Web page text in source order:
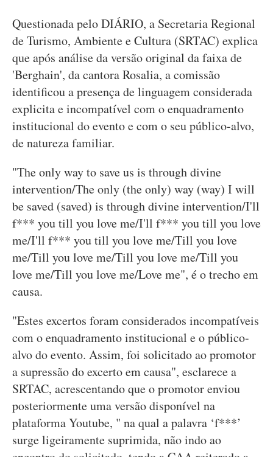
Questionada pelo DIÁRIO, a Secretaria Regional
de Turismo, Ambiente e Cultura (SRTAC) explica
que após análise da versão original da faixa de
'Berghain', da cantora Rosalia, a comissão
identificou a presença de linguagem considerada
explicita e incompatível com o enquadramento
institucional do evento e com o seu público-alvo,
de natureza familiar.
"The only way to save us is through divine
intervention/The only (the only) way (way) I will
be saved (saved) is through divine intervention/I'll
f*** you till you love me/I'll f*** you till you love
me/I'll f*** you till you love me/Till you love
me/Till you love me/Till you love me/Till you
love me/Till you love me/Love me", é o trecho em
causa.
"Estes excertos foram considerados incompatíveis
com o enquadramento institucional e o público-
alvo do evento. Assim, foi solicitado ao promotor
a supressão do excerto em causa", esclarece a
SRTAC, acrescentando que o promotor enviou
posteriormente uma versão disponível na
plataforma Youtube, " na qual a palavra ‘f***’
surge ligeiramente suprimida, não indo ao